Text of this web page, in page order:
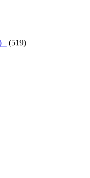
(519)